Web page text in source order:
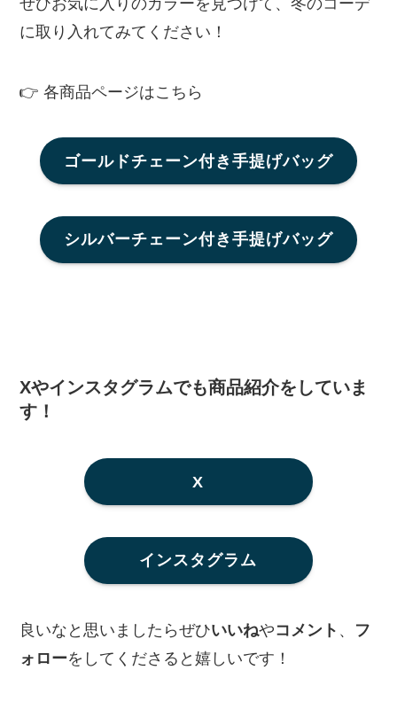
に取り入れてみてください！
👉 各商品ページはこちら
ゴールドチェーン付き手提げバッグ
シルバーチェーン付き手提げバッグ
Xやインスタグラムでも商品紹介をしていま
す！
X
インスタグラム
良いなと思いましたらぜひいいねやコメント 、 フ
ォローをしてくださると嬉しいです！